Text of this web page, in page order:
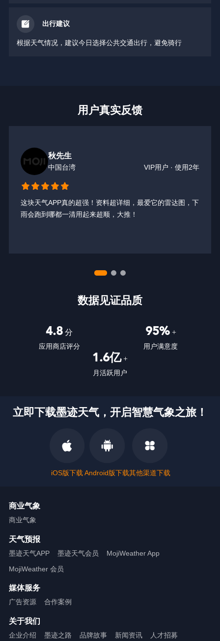
出行建议
根据天气情况，建议今日选择公共交通出行，避免骑行
用户真实反馈
秋先生
中国台湾 VIP用户 · 使用2年
这块天气APP真的超强！资料超详细，最爱它的雷达图，下
雨会跑到哪都一清用起来超顺，大推！
数据见证品质
4.8 分
应用商店评分
95%+
用户满意度
1.6亿+
月活跃用户
立即下载墨迹天气，开启智慧气象之旅！
iOS版下载 Android版下载其他渠道下载
商业气象
商业气象
天气预报
墨迹天气APP 墨迹天气会员
MojiWeather App
MojiWeather 会员
媒体服务
广告资源 合作案例
关于我们
企业介绍 墨迹之路 品牌故事 新闻资讯 人才招募